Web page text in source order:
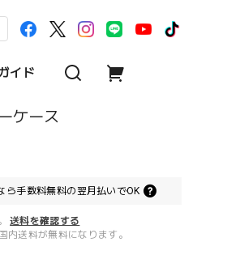
イド
ケース
ら手数料無料の 翌月払いでOK
送料を確認する
送料が無料になります。